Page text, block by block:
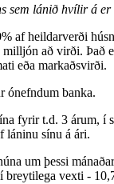
sem lánið hvílir á er
af heildarverði
að virði. Það
eða markaðsvirði.
ónefndum banka.
fyrir t.d. 3 árum, í
láninu sínu á ári.
um þessi
breytilega vexti -